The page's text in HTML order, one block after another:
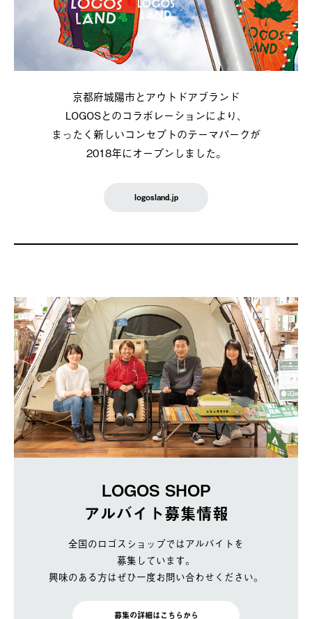
京都府城陽市とアウトドアブランド
LOGOSとのコラボレーションにより、
まったく新しいコンセプトのテーマパークが
2018年にオープンしました。
logosland.jp
LOGOS SHOP
アルバイト募集情報
全国のロゴスショップではアルバイトを
募集しています。
興味のある方はぜひ一度お問い合わせください。
募集の詳細はこちらから